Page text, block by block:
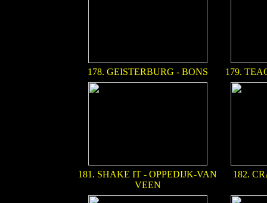
178. GEISTERBURG - BONS 179.
181. SHAKE IT - OPPEDIJK-VAN
VEEN
182.